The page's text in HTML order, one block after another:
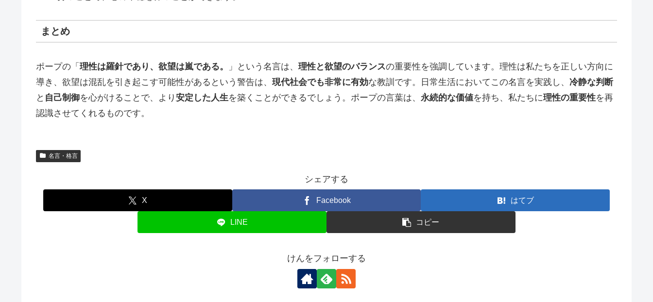
まとめ
ポープの「 理性は羅針であり、欲望は嵐である。 」という名言は、 理性と欲望のバランスの重要性を強調しています。理性は私たちを正しい方向に
導き、欲望は混乱を引き起こす可能性があるという警告は、 現代社会でも非常に有効な教訓です。日常生活においてこの名言を実践し、 冷静な判断
と 自己制御を心がけることで、より 安定した人生を築くことができるでしょう。ポープの言葉は、 永続的な価値を持ち、私たちに理性の重要性を再
認識させてくれるものです。
名言・格言
シェアする
X Facebook はてブ
LINE コピー
けんをフォローする